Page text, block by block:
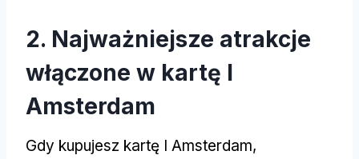
2. Najważniejsze atrakcje
włączone w kartę I
Amsterdam
Gdy kupujesz kartę I Amsterdam,